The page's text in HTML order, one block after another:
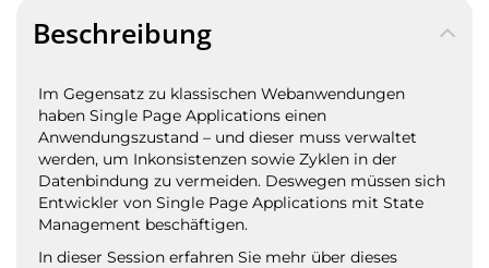
Beschreibung
Im Gegensatz zu klassischen Webanwendungen
haben Single Page Applications einen
Anwendungszustand – und dieser muss verwaltet
werden, um Inkonsistenzen sowie Zyklen in der
Datenbindung zu vermeiden. Deswegen müssen sich
Entwickler von Single Page Applications mit State
Management beschäftigen.
In dieser Session erfahren Sie mehr über dieses